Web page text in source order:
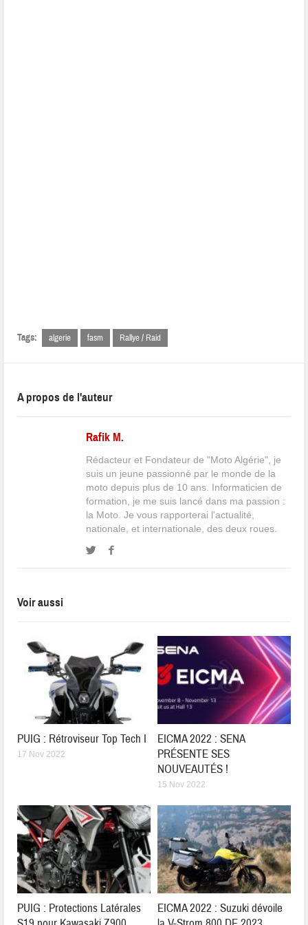
Tags: algerie fasm Rallye / Raid
A propos de l'auteur
Rafik M.
Rédacteur et Fondateur de "Moto Algérie", je
suis un jeune passionné par le monde de la
moto depuis plus de 10 ans. Informaticien de
formation, je me suis lancé dans ma passion :
la Moto. Je vous rapporterai l'actualité,
nationale, et internationale, des deux roues.
Voir aussi
PUIG : Rétroviseur Top Tech I
17 Nov 2022
EICMA 2022 : SENA
PRÉSENTE SES
NOUVEAUTÉS !
15 Nov 2022
PUIG : Protections Latérales
EICMA 2022 : Suzuki dévoile